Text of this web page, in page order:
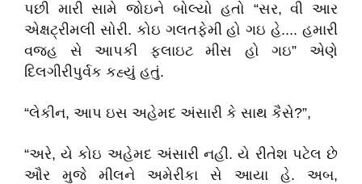
પછી મારી સામે જોઇને બોલ્યો હતો “સર, વી આર
એક્ષટ્રીમલી સોરી. કોઇ ગલતફેમી હો ગઇ હે.... હમારી
વજહ સે આપકી ફ્લાઇટ મીસ હો ગઇ” એણે
દિલગીરીપુર્વક કહ્યું હતું.
“લેકીન, આપ ઇસ અહેમદ અંસારી કે સાથ કૈસે?”,
“અરે, યે કોઇ અહેમદ અંસારી નહી. યે રીતેશ પટેલ છે
ઔર મુજે મીલને અમેરીકા સે આયા હે. અબ,